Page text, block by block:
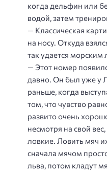
когда дельфин или
водой, затем
— Классическая
на носу. Откуда
так удается морским
— Этот номер
давно. Он был уже у
раньше, когда
том, что чувство
развито очень
несмотря на свой
ловкие. Ловить мяч
сначала мячом
льва, потом кладут